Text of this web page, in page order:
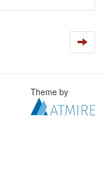
Theme by